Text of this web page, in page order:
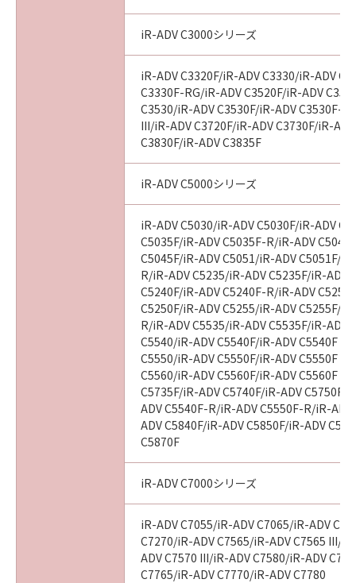
(3) キヤノン、キヤノンのライセンサー、キヤノ
売代理店または販売店のいずれも、「本ソフト
ウェア」、または「本ソフトウェア」の使用に
起因または関連してお客様と第三者との間に生
じたいかなる紛争についても、一切責任を負わ
ないものとします。
(1) 本契約書は、お客様が、『同意』を示す下
記のボタンをクリックした時点、または「本ソ
フトウェア」をインストールした時点で発効
し、下記(2)または(3)により終了されるまで有
効に存続します。
(2) お客様は、「本ソフトウェア」およびその
複製物のすべてを廃棄および消去することによ
り、本契約書を終了させることができます。
(3) お客様が本契約書のいずれかの条項に違反
した場合、本契約書は直ちに終了します。
(4) お客様は、上記(3)によって本契約書が終了
した場合、速やかに、「本ソフトウェア」およ
びその複製物のすべてを廃棄または消去するも
(5) 上記にかかわらず、本契約書第2条、第4条
から第7条まで、第8条第4項および第10条の規
定は、本契約書の終了後も効力を有します。
９．U.S. GOVERNMENT RESTRICTED RIGHTS
iR-ADV C3000シリーズ
iR-ADV C3320F/iR-ADV C3330/iR-ADV
C3330F-RG/iR-ADV C3520F/iR-ADV
C3530/iR-ADV C3530F/iR-ADV C3530F-
III/iR-ADV C3720F/iR-ADV C3730F/iR-
C3830F/iR-ADV C3835F
iR-ADV C5000シリーズ
iR-ADV C5030/iR-ADV C5030F/iR-ADV
C5035F/iR-ADV C5035F-R/iR-ADV
C5045F/iR-ADV C5051/iR-ADV C5051F/
R/iR-ADV C5235/iR-ADV C5235F/iR-ADV
C5240F/iR-ADV C5240F-R/iR-ADV
C5250F/iR-ADV C5255/iR-ADV C5255F/
R/iR-ADV C5535/iR-ADV C5535F/iR-ADV
C5540/iR-ADV C5540F/iR-ADV C5540F
C5550/iR-ADV C5550F/iR-ADV C5550F
C5560/iR-ADV C5560F/iR-ADV C5560F
C5735F/iR-ADV C5740F/iR-ADV C5750F/
ADV C5540F-R/iR-ADV C5550F-R/iR-
ADV C5840F/iR-ADV C5850F/iR-ADV
C5870F
iR-ADV C7000シリーズ
iR-ADV C7055/iR-ADV C7065/iR-ADV
C7270/iR-ADV C7565/iR-ADV C7565 III/
ADV C7570 III/iR-ADV C7580/iR-ADV
C7765/iR-ADV C7770/iR-ADV C7780